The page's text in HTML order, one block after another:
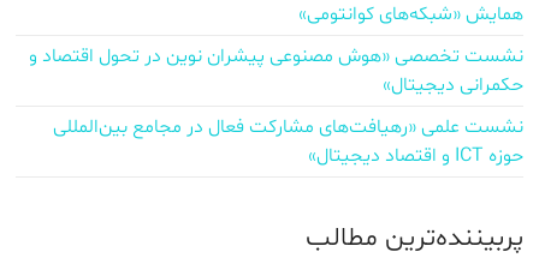
همایش «شبکه‌های کوانتومی»
نشست تخصصی «هوش مصنوعی پیشران نوین در تحول اقتصاد و
حکمرانی دیجیتال»
نشست علمی «رهیافت‌های مشارکت فعال در مجامع بین‌المللی
حوزه ICT و اقتصاد دیجیتال»
پربیننده‌ترین مطالب